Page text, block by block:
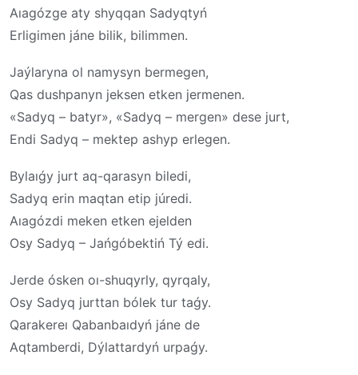
Aıagózge aty shyqqan Sadyqtyń
Erligimen jáne bilik, bilimmen.
Jaýlaryna ol namysyn bermegen,
Qas dushpanyn jeksen etken jermenen.
«Sadyq – batyr», «Sadyq – mergen» dese jurt,
Endi Sadyq – mektep ashyp erlegen.
Bylaıǵy jurt aq-qarasyn biledi,
Sadyq erin maqtan etip júredi.
Aıagózdi meken etken ejelden
Osy Sadyq – Jańgóbektiń Tý edi.
Jerde ósken oı-shuqyrly, qyrqaly,
Osy Sadyq jurttan bólek tur taǵy.
Qarakereı Qabanbaıdyń jáne de
Aqtamberdi, Dýlattardyń urpaǵy.